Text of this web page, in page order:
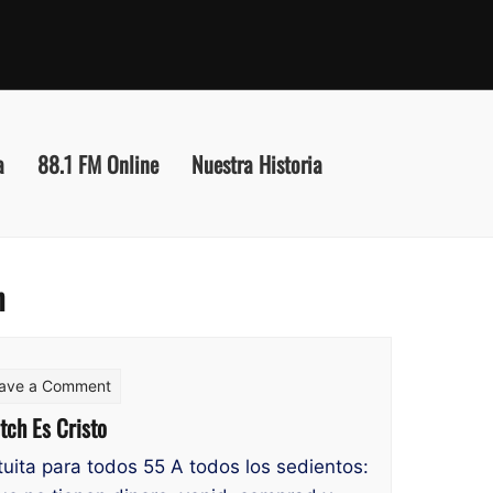
88.1 FM Online Nuestra Historia
a Commenton
Es Cristo
para todos 55 A todos los sedientos: